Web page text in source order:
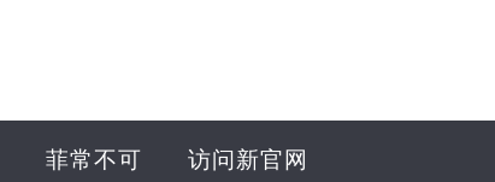
菲常不可 访问新官网